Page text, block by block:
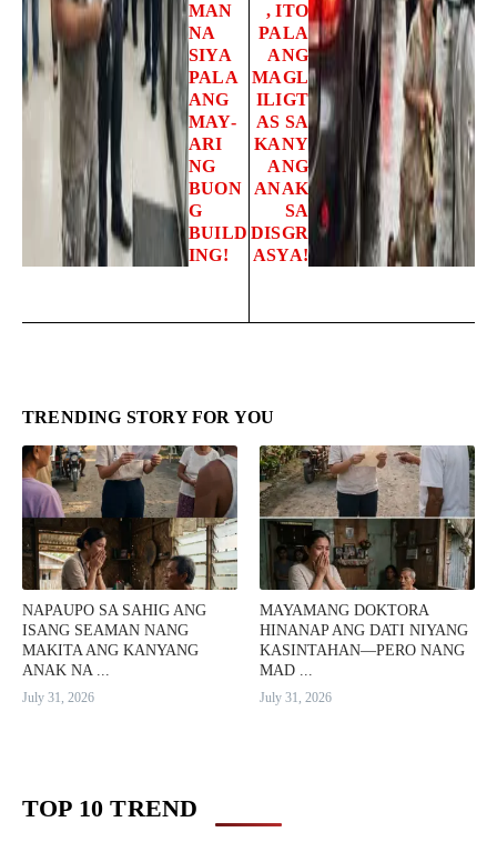
MAN
NA
SIYA
PALA
ANG
MAY-
ARI
NG
BUON
G
BUILD
ING!
, ITO
PALA
ANG
MAGL
ILIGT
AS SA
KANY
ANG
ANAK
SA
DISGR
ASYA!
TRENDING STORY FOR YOU
NAPAUPO SA SAHIG ANG
ISANG SEAMAN NANG
MAKITA ANG KANYANG
ANAK NA ...
July 31, 2026
MAYAMANG DOKTORA
HINANAP ANG DATI NIYANG
KASINTAHAN—PERO NANG
MAD ...
July 31, 2026
TOP 10 TREND